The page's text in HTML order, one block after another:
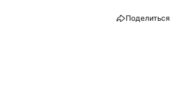
Поделиться